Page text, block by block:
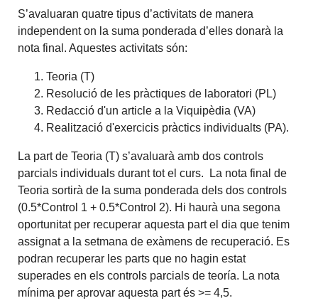
S’avaluaran quatre tipus d’activitats de manera
independent on la suma ponderada d’elles donarà la
nota final. Aquestes activitats són:
Teoria (T)
Resolució de les pràctiques de laboratori (PL)
Redacció d'un article a la Viquipèdia (VA)
Realització d'exercicis pràctics individualts (PA).
La part de Teoria (T) s’avaluarà amb dos controls
parcials individuals durant tot el curs. La nota final de
Teoria sortirà de la suma ponderada dels dos controls
(0.5*Control 1 + 0.5*Control 2). Hi haurà una segona
oportunitat per recuperar aquesta part el dia que tenim
assignat a la setmana de exàmens de recuperació. Es
podran recuperar les parts que no hagin estat
superades en els controls parcials de teoría. La nota
mínima per aprovar aquesta part és >= 4,5.